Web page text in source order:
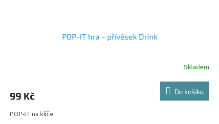
POP-IT hra - přívěsek Drink
Skladem
99 Kč Do košíku
POP-IT na klíče